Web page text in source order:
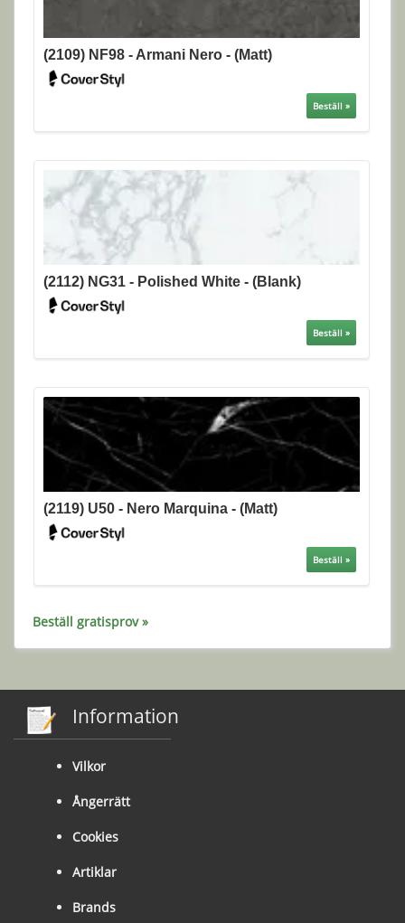
(2109) NF98 - Armani Nero - (Matt)
Beställ »
(2112) NG31 - Polished White - (Blank)
Beställ »
(2119) U50 - Nero Marquina - (Matt)
Beställ »
Beställ gratisprov »
Information
Vilkor
Ångerrätt
Cookies
Artiklar
Brands